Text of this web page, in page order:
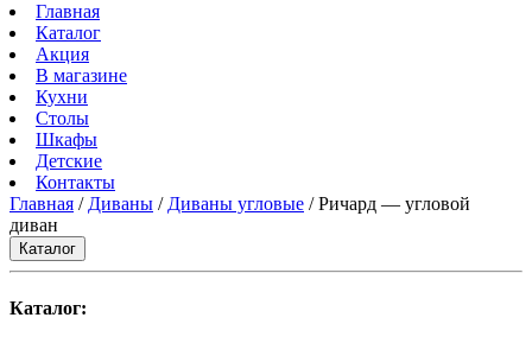
Главная
Каталог
Акция
В магазине
Кухни
Столы
Шкафы
Детские
Контакты
Главная / Диваны / Диваны угловые / Ричард — угловой
диван
Каталог
Каталог: